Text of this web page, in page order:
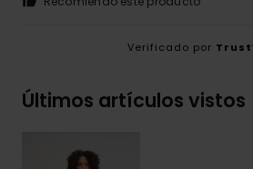
Verificado por
Últimos artículos vistos